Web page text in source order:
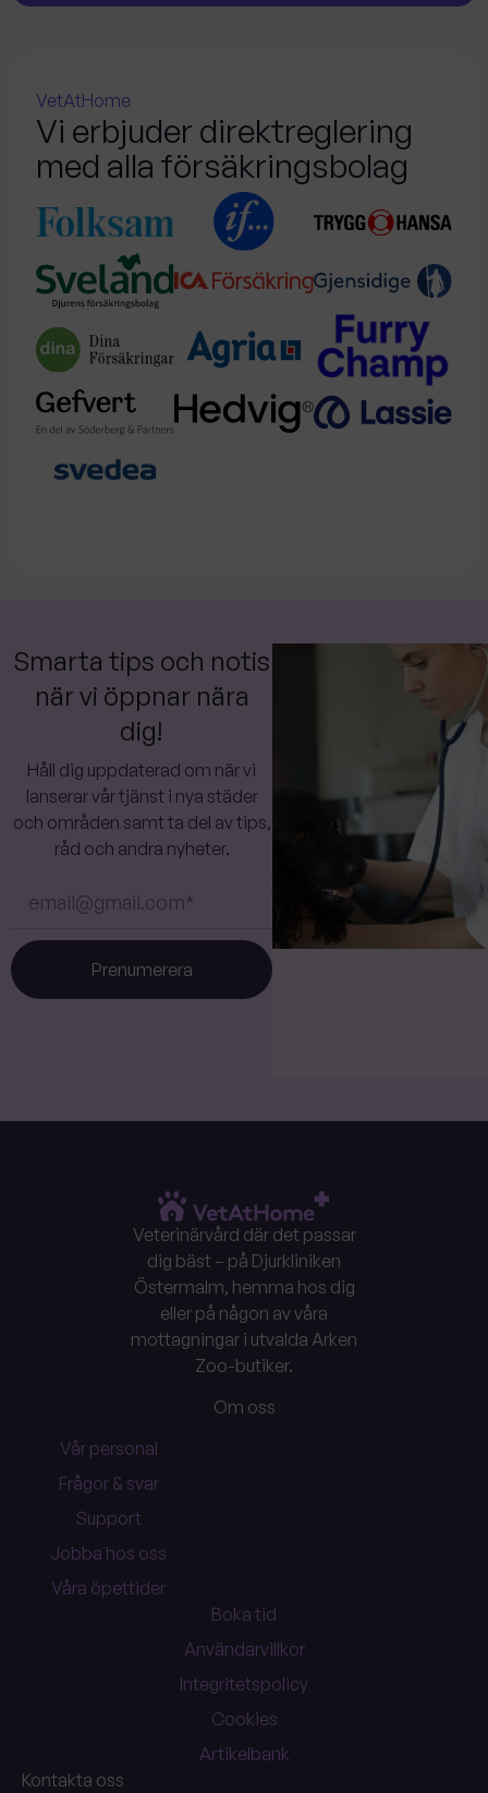
VetAtHome
Vi erbjuder direktreglering
med alla försäkringsbolag
Smarta tips och notis
när vi öppnar nära
dig!
Håll dig uppdaterad om när vi
lanserar vår tjänst i nya städer
och områden samt ta del av tips,
råd och andra nyheter.
Prenumerera
Veterinärvård där det passar
dig bäst – på Djurkliniken
Östermalm, hemma hos dig
eller på någon av våra
mottagningar i utvalda Arken
Zoo-butiker.
Om oss
Vår personal
Frågor & svar
Support
Jobba hos oss
Våra öpettider
Boka tid
Användarvillkor
Integritetspolicy
Cookies
Artikelbank
Kontakta oss